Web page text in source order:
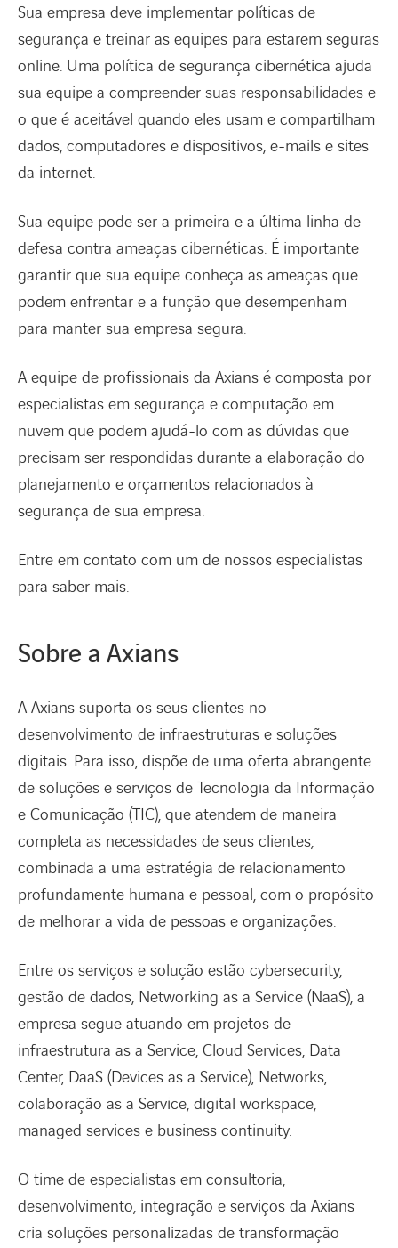
Sua empresa deve implementar políticas de
segurança e treinar as equipes para estarem seguras
online. Uma política de segurança cibernética ajuda
sua equipe a compreender suas responsabilidades e
o que é aceitável quando eles usam e compartilham
dados, computadores e dispositivos, e-mails e sites
da internet.
Sua equipe pode ser a primeira e a última linha de
defesa contra ameaças cibernéticas. É importante
garantir que sua equipe conheça as ameaças que
podem enfrentar e a função que desempenham
para manter sua empresa segura.
A equipe de profissionais da Axians é composta por
especialistas em segurança e computação em
nuvem que podem ajudá-lo com as dúvidas que
precisam ser respondidas durante a elaboração do
planejamento e orçamentos relacionados à
segurança de sua empresa.
Entre em contato com um de nossos especialistas
para saber mais.
Sobre a Axians
A Axians suporta os seus clientes no
desenvolvimento de infraestruturas e soluções
digitais. Para isso, dispõe de uma oferta abrangente
de soluções e serviços de Tecnologia da Informação
e Comunicação (TIC), que atendem de maneira
completa as necessidades de seus clientes,
combinada a uma estratégia de relacionamento
profundamente humana e pessoal, com o propósito
de melhorar a vida de pessoas e organizações.
Entre os serviços e solução estão cybersecurity,
gestão de dados, Networking as a Service (NaaS), a
empresa segue atuando em projetos de
infraestrutura as a Service, Cloud Services, Data
Center, DaaS (Devices as a Service), Networks,
colaboração as a Service, digital workspace,
managed services e business continuity.
O time de especialistas em consultoria,
desenvolvimento, integração e serviços da Axians
cria soluções personalizadas de transformação